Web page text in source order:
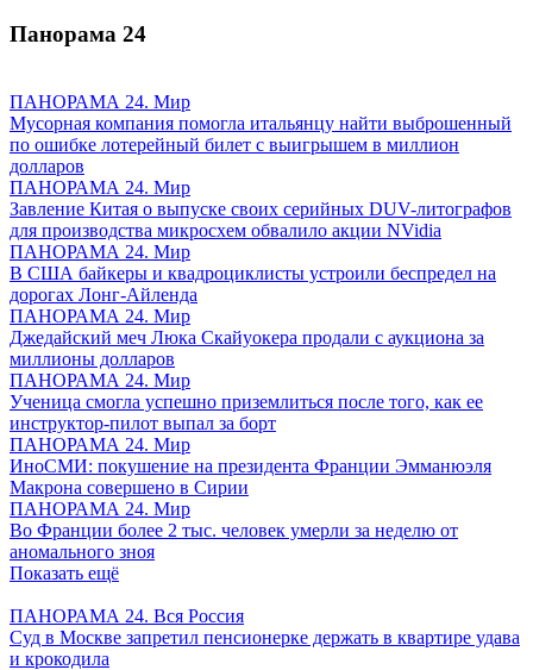
Панорама 24
ПАНОРАМА 24. Мир
Мусорная компания помогла итальянцу найти выброшенный
по ошибке лотерейный билет с выигрышем в миллион
долларов
ПАНОРАМА 24. Мир
Завление Китая о выпуске своих серийных DUV-литографов
для производства микросхем обвалило акции NVidia
ПАНОРАМА 24. Мир
В США байкеры и квадроциклисты устроили беспредел на
дорогах Лонг-Айленда
ПАНОРАМА 24. Мир
Джедайский меч Люка Скайуокера продали с аукциона за
миллионы долларов
ПАНОРАМА 24. Мир
Ученица смогла успешно приземлиться после того, как ее
инструктор-пилот выпал за борт
ПАНОРАМА 24. Мир
ИноСМИ: покушение на президента Франции Эмманюэля
Макрона совершено в Сирии
ПАНОРАМА 24. Мир
Во Франции более 2 тыс. человек умерли за неделю от
аномального зноя
Показать ещё
ПАНОРАМА 24. Вся Россия
Суд в Москве запретил пенсионерке держать в квартире удава
и крокодила